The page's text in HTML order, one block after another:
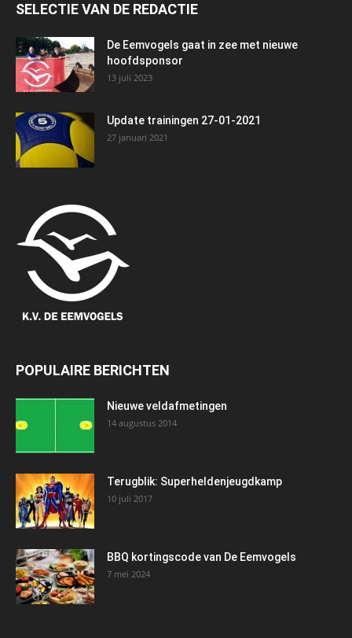
SELECTIE VAN DE REDACTIE
De Eemvogels gaat in zee met nieuwe
hoofdsponsor
13 juli 2023
Update trainingen 27-01-2021
27 januari 2021
POPULAIRE BERICHTEN
Nieuwe veldafmetingen
14 augustus 2014
Terugblik: Superheldenjeugdkamp
10 juli 2017
BBQ kortingscode van De Eemvogels
7 mei 2024